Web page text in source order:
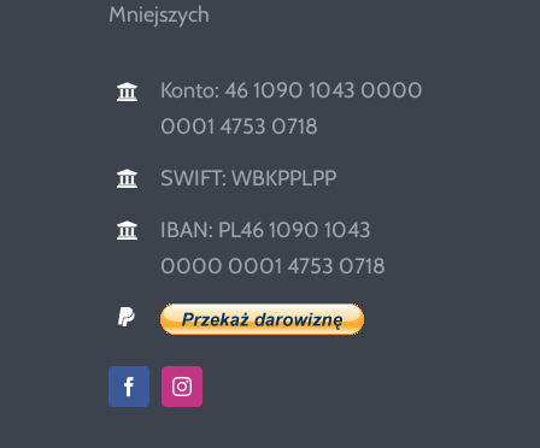
Mniejszych
Konto: 46 1090 1043 0000
0001 4753 0718
SWIFT: WBKPPLPP
IBAN: PL46 1090 1043
0000 0001 4753 0718